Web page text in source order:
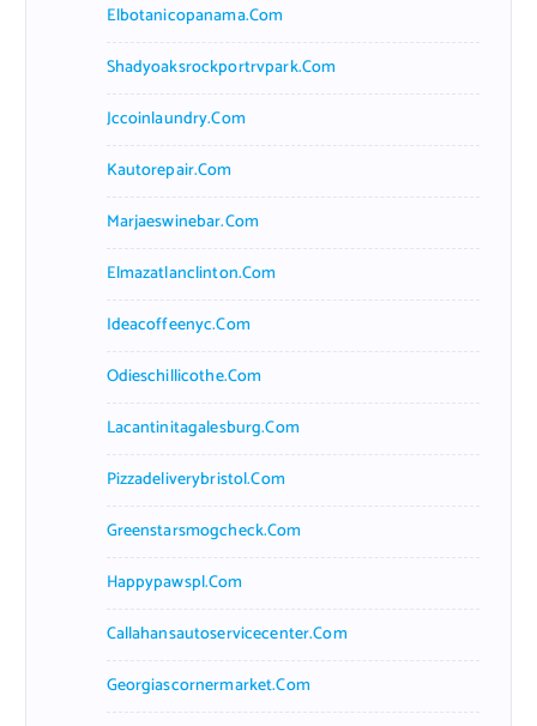
Elbotanicopanama.com
Shadyoaksrockportrvpark.com
Jccoinlaundry.com
Kautorepair.com
Marjaeswinebar.com
Elmazatlanclinton.com
Ideacoffeenyc.com
Odieschillicothe.com
Lacantinitagalesburg.com
Pizzadeliverybristol.com
Greenstarsmogcheck.com
Happypawspl.com
Callahansautoservicecenter.com
Georgiascornermarket.com